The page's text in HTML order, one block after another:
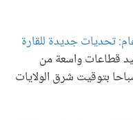
تحديات جديدة للقارة
قطاعات واسعة من
من النمو الاقتصادي. (9 -11 صباحا بتوقيت شرق الولايات